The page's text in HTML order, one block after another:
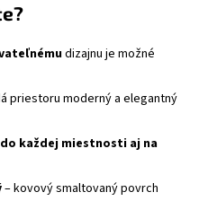
dizajnu je možné
priestoru moderný a elegantný
do každej miestnosti aj na
– kovový smaltovaný povrch